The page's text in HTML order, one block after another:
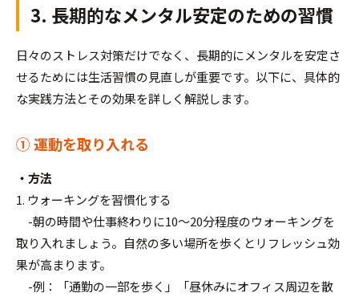
3. 長期的なメンタル安定のための習慣
日々のストレス対策だけでなく、長期的にメンタルを安定さ
せるためには生活習慣の見直しが重要です。以下に、具体的
な実践方法とその効果を詳しく解説します。
① 運動を取り入れる
・方法
1. ウォーキングを習慣化する
-朝の時間や仕事終わりに10～20分程度のウォーキングを
取り入れましょう。自然の多い場所を歩くとリフレッシュ効
果が高まります。
-例：「通勤の一部を歩く」「昼休みにオフィス周辺を散